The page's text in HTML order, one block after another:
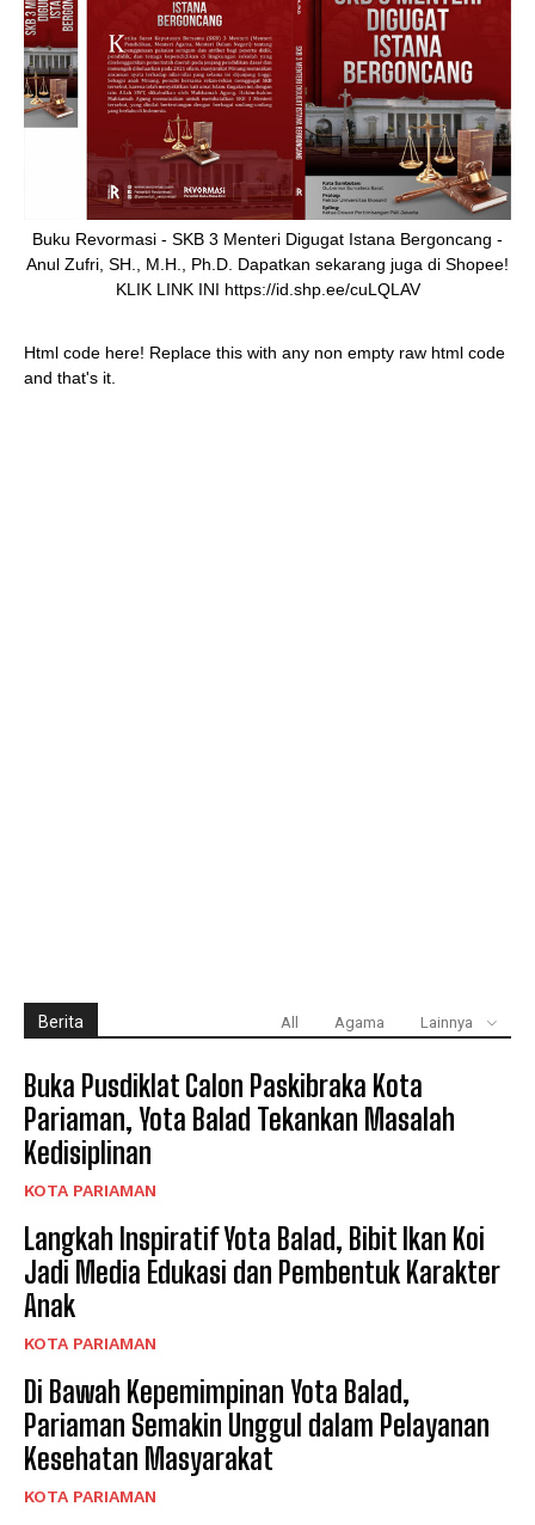
Buku Revormasi - SKB 3 Menteri Digugat Istana Bergoncang -
Anul Zufri, SH., M.H., Ph.D. Dapatkan sekarang juga di Shopee!
KLIK LINK INI https://id.shp.ee/cuLQLAV
Html code here! Replace this with any non empty raw html code
and that's it.
Berita All Agama Lainnya
Buka Pusdiklat Calon Paskibraka Kota
Pariaman, Yota Balad Tekankan Masalah
Kedisiplinan
KOTA PARIAMAN
Langkah Inspiratif Yota Balad, Bibit Ikan Koi
Jadi Media Edukasi dan Pembentuk Karakter
Anak
KOTA PARIAMAN
Di Bawah Kepemimpinan Yota Balad,
Pariaman Semakin Unggul dalam Pelayanan
Kesehatan Masyarakat
KOTA PARIAMAN